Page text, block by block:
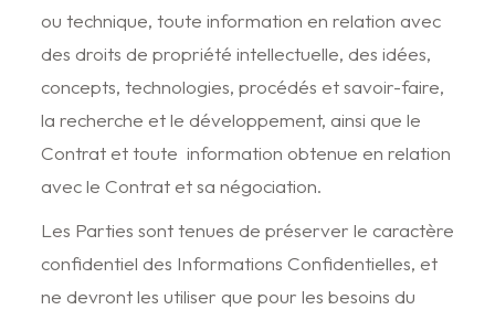
ou technique, toute information en relation avec
des droits de propriété intellectuelle, des idées,
concepts, technologies, procédés et savoir-faire,
la recherche et le développement, ainsi que le
Contrat et toute information obtenue en relation
avec le Contrat et sa négociation.
Les Parties sont tenues de préserver le caractère
confidentiel des Informations Confidentielles, et
ne devront les utiliser que pour les besoins du